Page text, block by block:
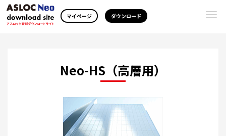
マイページ ダウンロード
Neo-HS（高層用）